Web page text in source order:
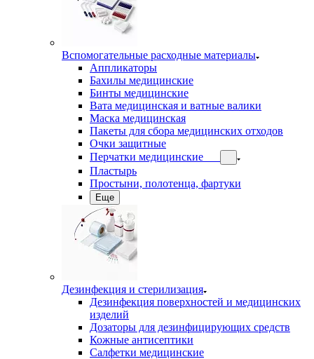
Вспомогательные расходные материалы
Аппликаторы
Бахилы медицинские
Бинты медицинские
Вата медицинская и ватные валики
Маска медицинская
Пакеты для сбора медицинских отходов
Очки защитные
Перчатки медицинские
Пластырь
Простыни, полотенца, фартуки
Еще
Дезинфекция и стерилизация
Дезинфекция поверхностей и медицинских
изделий
Дозаторы для дезинфицирующих средств
Кожные антисептики
Салфетки медицинские